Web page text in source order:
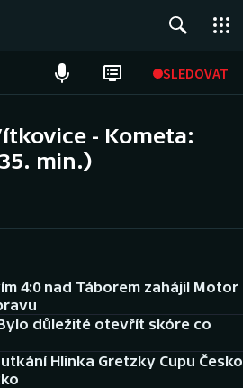
SLEDOVAT
- Kometa:
min.)
4:0 nad Táborem zahájil Motor
důležité otevřít skóre co
Hlinka Gretzky Cupu Česko